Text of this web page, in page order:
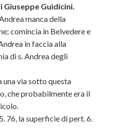
Giuseppe Guidicini.
manca della
comincia in Belvedere e
in faccia alla
di s. Andrea degli
via sotto questa
che probabilmente era il
76, la superficie di pert. 6.